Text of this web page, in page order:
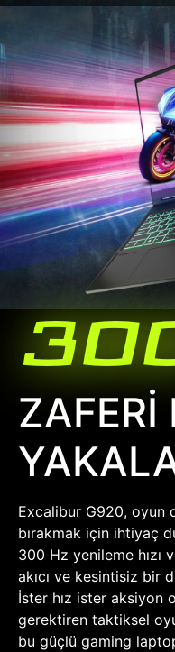
ZAFERİ
Excalibur G920, oyun
bırakmak için ihtiyaç
300 Hz yenileme hızı
akıcı ve kesintisiz bir
İster hız ister aksiyon
gerektiren taktiksel
bu güçlü gaming